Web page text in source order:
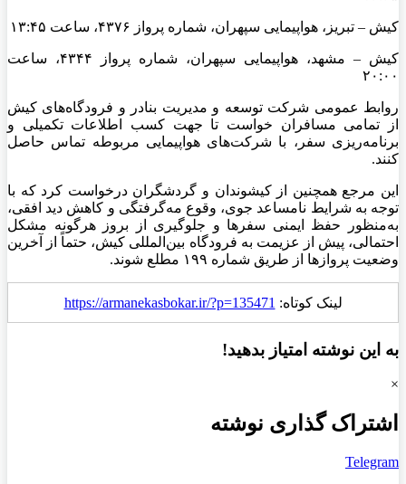
کیش – تبریز، هواپیمایی سپهران، شماره پرواز ۴۳۷۶، ساعت ۱۳:۴۵
کیش – مشهد، هواپیمایی سپهران، شماره پرواز ۴۳۴۴، ساعت
۲۰:۰۰
روابط عمومی شرکت توسعه و مدیریت بنادر و فرودگاه‌های کیش
از تمامی مسافران خواست تا جهت کسب اطلاعات تکمیلی و
برنامه‌ریزی سفر، با شرکت‌های هواپیمایی مربوطه تماس حاصل
کنند.
این مرجع همچنین از کیشوندان و گردشگران درخواست کرد که با
توجه به شرایط نامساعد جوی، وقوع مه‌گرفتگی و کاهش دید افقی،
به‌منظور حفظ ایمنی سفرها و جلوگیری از بروز هرگونه مشکل
احتمالی، پیش از عزیمت به فرودگاه بین‌المللی کیش، حتماً از آخرین
وضعیت پروازها از طریق شماره ۱۹۹ مطلع شوند.
لینک کوتاه: https://armanekasbokar.ir/?p=135471
به این نوشته امتیاز بدهید!
×
اشتراک گذاری نوشته
Telegram